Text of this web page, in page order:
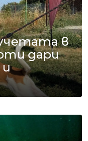
в
дари
и